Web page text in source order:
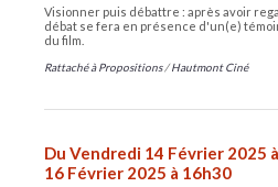
Visionner puis débattre : après avoir
débat se fera en présence d'un(e)
du film.
Rattaché à Propositions /Hautmont Ciné
Du Vendredi 14 Février 2025
16 Février 2025 à 16h30